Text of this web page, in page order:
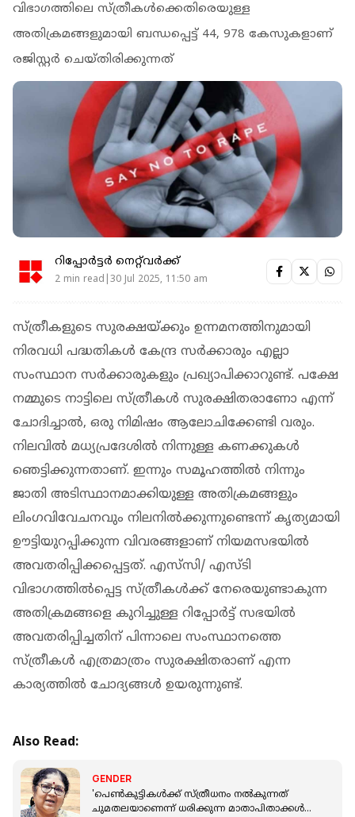
വിഭാഗത്തിലെ സ്ത്രീകള്‍ക്കെതിരെയുള്ള
അതിക്രമങ്ങളുമായി ബന്ധപ്പെട്ട് 44, 978 കേസുകളാണ്
രജിസ്റ്റര്‍ ചെയ്തിരിക്കുന്നത്
റിപ്പോർട്ടർ നെറ്റ്‌വര്‍ക്ക്‌
2 min read|30 Jul 2025, 11:50 am
സ്ത്രീകളുടെ സുരക്ഷയ്ക്കും ഉന്നമനത്തിനുമായി
നിരവധി പദ്ധതികള്‍ കേന്ദ്ര സര്‍ക്കാരും എല്ലാ
സംസ്ഥാന സര്‍ക്കാരുകളും പ്രഖ്യാപിക്കാറുണ്ട്. പക്ഷേ
നമ്മുടെ നാട്ടിലെ സ്ത്രീകള്‍ സുരക്ഷിതരാണോ എന്ന്
ചോദിച്ചാല്‍, ഒരു നിമിഷം ആലോചിക്കേണ്ടി വരും.
നിലവില്‍ മധ്യപ്രദേശില്‍ നിന്നുള്ള കണക്കുകള്‍
ഞെട്ടിക്കുന്നതാണ്. ഇന്നും സമൂഹത്തില്‍ നിന്നും
ജാതി അടിസ്ഥാനമാക്കിയുള്ള അതിക്രമങ്ങളും
ലിംഗവിവേചനവും നിലനില്‍ക്കുന്നുണ്ടെന്ന് കൃത്യമായി
ഊട്ടിയുറപ്പിക്കുന്ന വിവരങ്ങളാണ് നിയമസഭയില്‍
അവതരിപ്പിക്കപ്പെട്ടത്. എസ്‌സി/ എസ്ടി
വിഭാഗത്തില്‍പ്പെട്ട സ്ത്രീകള്‍ക്ക് നേരെയുണ്ടാകുന്ന
അതിക്രമങ്ങളെ കുറിച്ചുള്ള റിപ്പോര്‍ട്ട് സഭയില്‍
അവതരിപ്പിച്ചതിന് പിന്നാലെ സംസ്ഥാനത്തെ
സ്ത്രീകള്‍ എത്രമാത്രം സുരക്ഷിതരാണ് എന്ന
കാര്യത്തില്‍ ചോദ്യങ്ങള്‍ ഉയരുന്നുണ്ട്.
Also Read:
GENDER
'പെൺകുട്ടികൾക്ക് സ്ത്രീധനം നൽകുന്നത്
ചുമതലയാണെന്ന് ധരിക്കുന്ന മാതാപിതാക്കൾ